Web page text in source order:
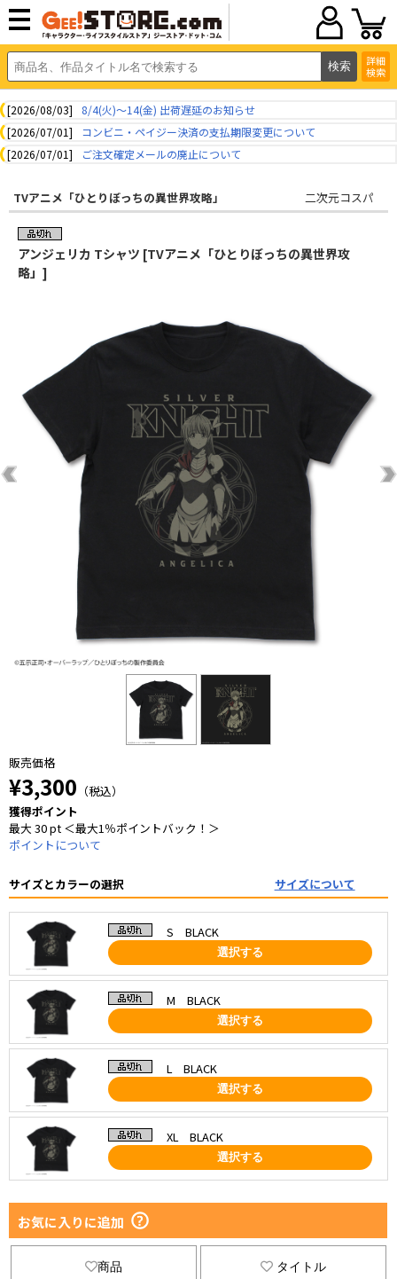
詳細
検索
[2026/08/03]
8/4(火)～14(金) 出荷遅延のお知らせ
[2026/07/01]
コンビニ・ペイジー決済の支払期限変更について
[2026/07/01]
ご注文確定メールの廃止について
TVアニメ「ひとりぼっちの異世界攻略」 二次元コスパ
アンジェリカ Tシャツ [TVアニメ「ひとりぼっちの異世界攻
略」]
販売価格
¥3,300 （税込）
獲得ポイント
最大 30 pt ＜最大1％ポイントバック！＞
ポイントについて
サイズとカラーの選択 サイズについて
S BLACK
選択する
M BLACK
選択する
L BLACK
選択する
XL BLACK
選択する
お気に入りに追加
商品 タイトル